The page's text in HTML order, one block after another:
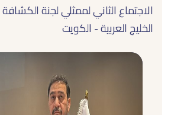
الاجتماع الثاني لممثلي لجنة
الخليج العربية - الكويت